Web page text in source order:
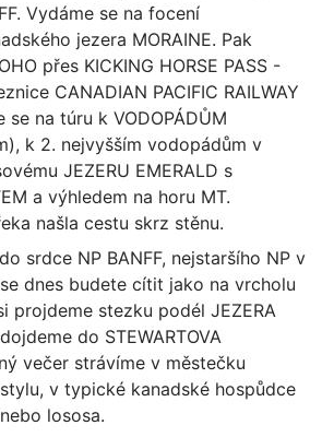
Vydáme se na focení
jezera MORAINE. Pak
přes KICKING HORSE PASS -
CANADIAN PACIFIC RAILWAY
se na túru k VODOPÁDŮM
k 2. nejvyšším vodopádům v
JEZERU EMERALD s
a výhledem na horu MT.
našla cestu skrz stěnu.
srdce NP BANFF, nejstaršího NP v
dnes budete cítit jako na vrcholu
projdeme stezku podél JEZERA
do STEWARTOVA
večer strávíme v městečku
v typické kanadské hospůdce
lososa.